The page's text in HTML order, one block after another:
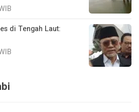
di Tengah Laut: